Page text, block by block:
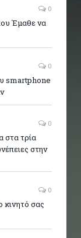
0
Έμαθε να
0
smartphone
0
στα τρία
στην
0
σας